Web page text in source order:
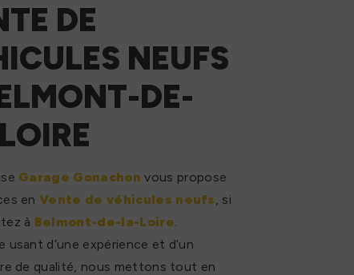
DE
NEUFS
DE-
Garage Gonachon vous propose
enVente de véhicules neufs, si
à Belmont-de-la-Loire.
usant d’une expérience et d’un
de qualité, nous mettons tout en